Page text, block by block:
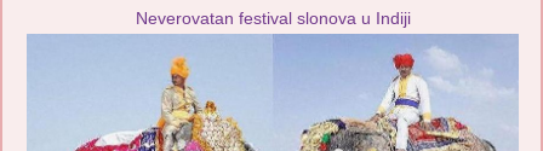
Neverovatan festival slonova u Indiji